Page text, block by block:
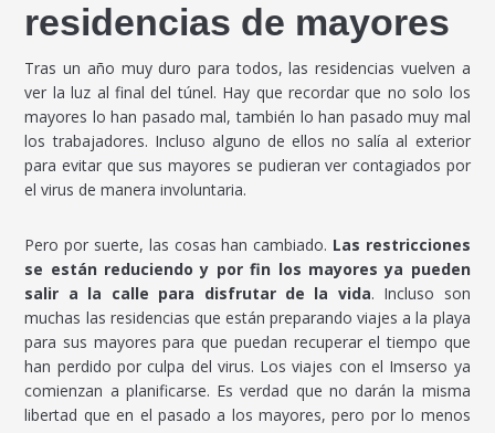
residencias de mayores
Tras un año muy duro para todos, las residencias vuelven a
ver la luz al final del túnel. Hay que recordar que no solo los
mayores lo han pasado mal, también lo han pasado muy mal
los trabajadores. Incluso alguno de ellos no salía al exterior
para evitar que sus mayores se pudieran ver contagiados por
el virus de manera involuntaria.
Pero por suerte, las cosas han cambiado. Las restricciones
se están reduciendo y por fin los mayores ya pueden
salir a la calle para disfrutar de la vida. Incluso son
muchas las residencias que están preparando viajes a la playa
para sus mayores para que puedan recuperar el tiempo que
han perdido por culpa del virus. Los viajes con el Imserso ya
comienzan a planificarse. Es verdad que no darán la misma
libertad que en el pasado a los mayores, pero por lo menos